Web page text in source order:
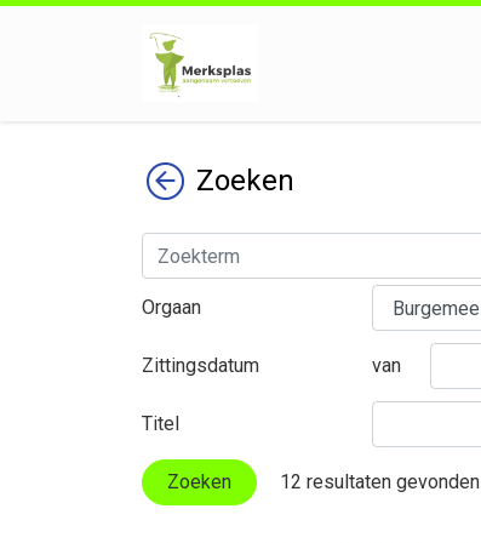
TerugZoeken
Orgaan
Zittingsdatum van
Titel
Zoeken 12 resultaten gevonden